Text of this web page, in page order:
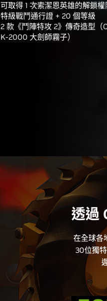
可取得 1 次索潔恩英雄的解鎖權
特級戰鬥通行證 + 20 個等級
2 款《鬥陣特攻 2》傳奇造型（
K-2000 大劍師霧子）
透過
在全球各
30位獨